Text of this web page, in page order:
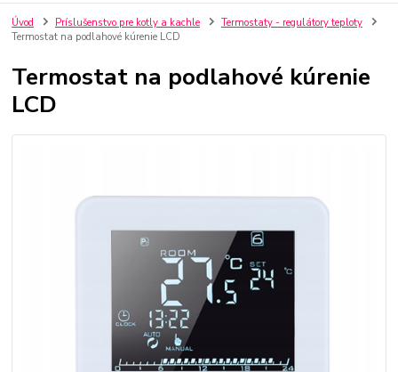
Úvod Príslušenstvo pre kotly a kachle
Termostaty - regulátory teploty
Termostat na podlahové kúrenie LCD
Termostat na podlahové kúrenie
LCD